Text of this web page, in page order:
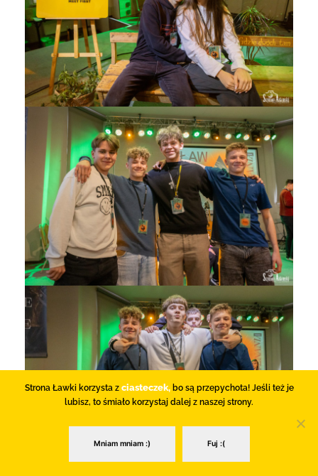
Strona Ławki korzysta z ciasteczek,bo są przepychota! Jeśli też je
lubisz, to śmiało korzystaj dalej z naszej strony.
Mniam mniam :) Fuj :(